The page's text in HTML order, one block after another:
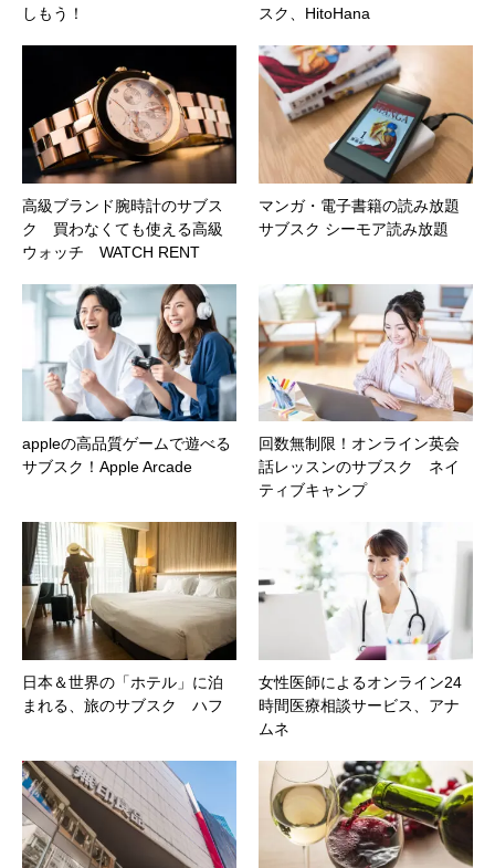
しもう！
スク、HitoHana
高級ブランド腕時計のサブス
ク 買わなくても使える高級
ウォッチ WATCH RENT
マンガ・電子書籍の読み放題
サブスク シーモア読み放題
appleの高品質ゲームで遊べる
サブスク！Apple Arcade
回数無制限！オンライン英会
話レッスンのサブスク ネイ
ティブキャンプ
日本＆世界の「ホテル」に泊
まれる、旅のサブスク ハフ
女性医師によるオンライン24
時間医療相談サービス、アナ
ムネ